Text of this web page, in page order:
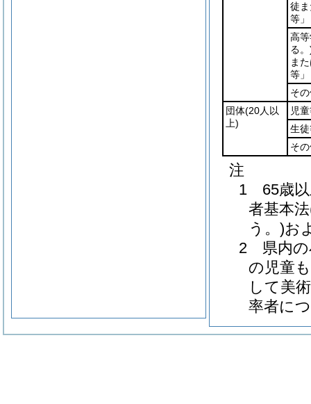
徒
等
高
る
ま
等
そ
団体(20人以
上)
児
生
そ
注
1 65歳以
者基本
う。)お
2 県内の
の児童
して美
率者に